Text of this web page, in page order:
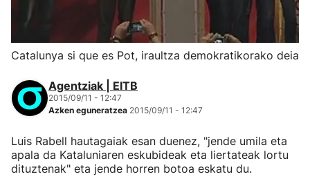
Catalunya si que es Pot, iraultza demokratikorako deia
Agentziak | EITB
2015/09/11 - 12:47
Azken eguneratzea 2015/09/11 - 12:47
Luis Rabell hautagaiak esan duenez, "jende umila eta
apala da Kataluniaren eskubideak eta liertateak lortu
dituztenak" eta jende horren botoa eskatu du.